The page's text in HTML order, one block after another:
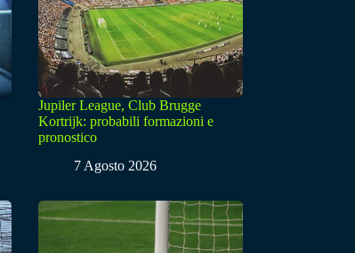
Jupiler League, Club Brugge
Kortrijk: probabili formazioni e
pronostico
7 Agosto 2026